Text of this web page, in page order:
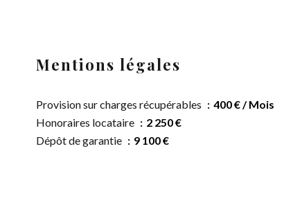
Mentions légales
Provision sur charges récupérables
400 € / Mois
Honoraires locataire
2 250 €
Dépôt de garantie
9 100 €